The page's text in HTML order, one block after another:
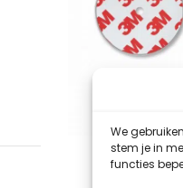
We
stem je in
functiesSAVS